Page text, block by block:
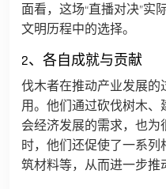
面看，这场“直播对决”实
文明历程中的选择。
2、各自成就与贡献
伐木者在推动产业发展
用。他们通过砍伐树木
会经济发展的需求，也为
时，他们还促使了一系
筑材料等，从而进一步推